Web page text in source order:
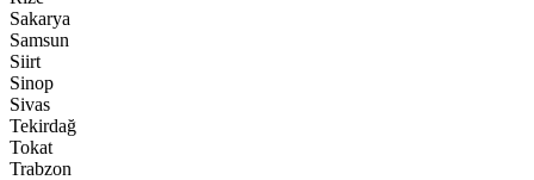
Sakarya
Samsun
Siirt
Sinop
Sivas
Tekirdağ
Tokat
Trabzon